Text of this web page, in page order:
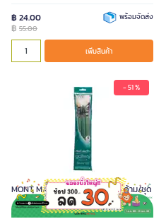
฿ 24.00
฿ 55.00
พร้อมจัดส่ง
เพิ่มสินค้า
- 51 %
MONT MARTE ชุดพู่กันสีน้ำมัน 5 ด้าม/ชุด